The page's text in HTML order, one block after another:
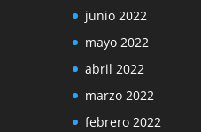
junio 2022
mayo 2022
abril 2022
marzo 2022
febrero 2022